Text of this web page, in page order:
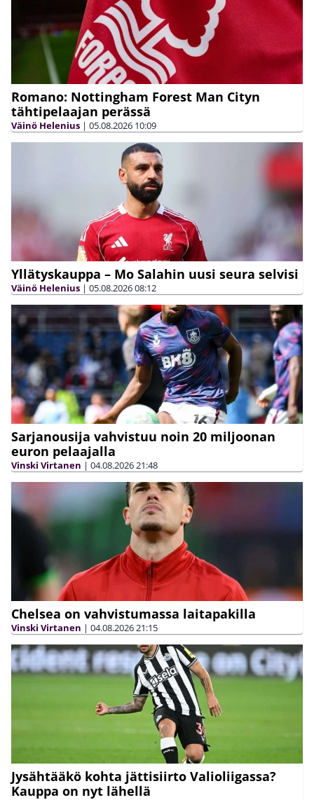
Romano: Nottingham Forest Man Cityn
tähtipelaajan perässä
Väinö Helenius | 05.08.2026 10:09
Yllätyskauppa – Mo Salahin uusi seura selvisi
Väinö Helenius | 05.08.202608:12
Sarjanousija vahvistuu noin 20 miljoonan
euron pelaajalla
Vinski Virtanen | 04.08.202621:48
Chelsea on vahvistumassa laitapakilla
Vinski Virtanen | 04.08.202621:15
Jysähtääkö kohta jättisiirto Valioliigassa?
Kauppa on nyt lähellä